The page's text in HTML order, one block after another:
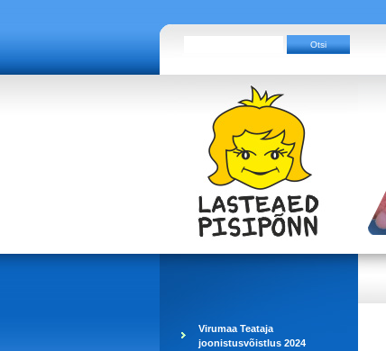
Virumaa Teataja
joonistusvõistlus 2024